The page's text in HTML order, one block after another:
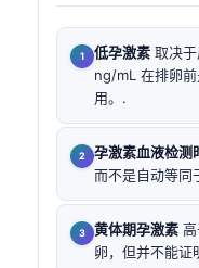
低孕激素 取决
ng/mL 在排卵
用。.
孕激素血液检测
而不是自动等同
黄体期孕激素
卵，但并不能证